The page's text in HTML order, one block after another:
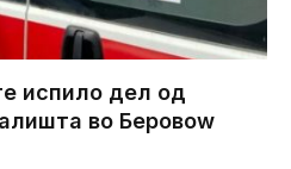
испило дел од
во Беровоw